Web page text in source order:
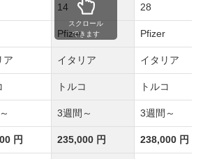
14 28
Pfizer Pfizer
ア イタリア イタリア
トルコ トルコ
3週間～ 3週間～
円 235,000 円 238,000 円
スクロール
できます